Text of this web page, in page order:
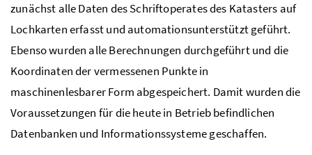
zunächst alle Daten des Schriftoperates des Katasters auf
Lochkarten erfasst und automationsunterstützt geführt.
Ebenso wurden alle Berechnungen durchgeführt und die
Koordinaten der vermessenen Punkte in
maschinenlesbarer Form abgespeichert. Damit wurden die
Voraussetzungen für die heute in Betrieb befindlichen
Datenbanken und Informationssysteme geschaffen.